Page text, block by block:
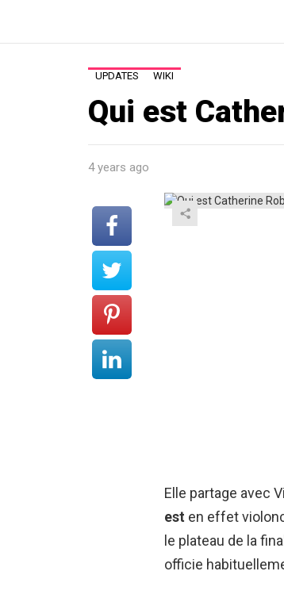
UPDATES WIKI
Qui est
4 years ago
Elle partage avec
est en effet
le plateau de la
officie